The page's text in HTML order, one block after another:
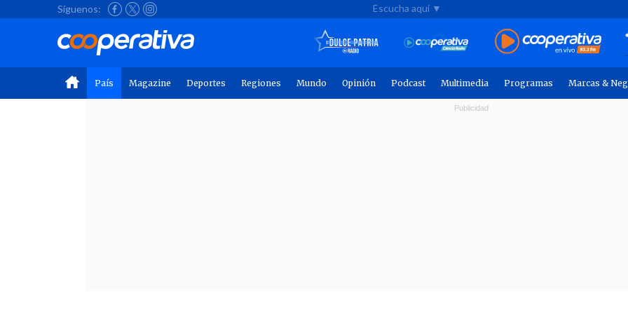
Síguenos: Escucha aquí ▼
País Magazine Deportes Regiones Mundo Opinión Podcast Multimedia Programas Marcas &